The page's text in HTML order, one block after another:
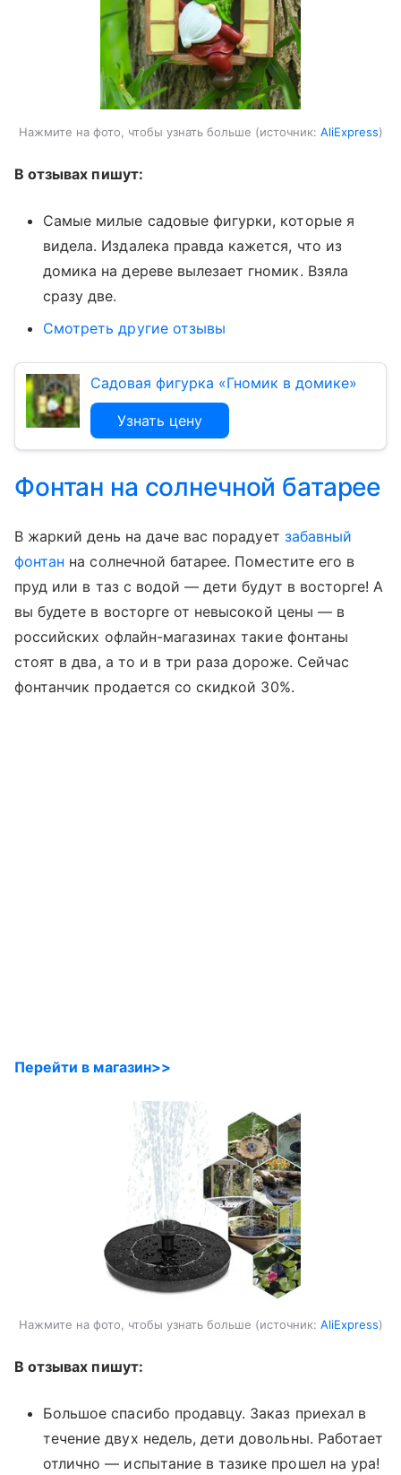
Нажмите на фото, чтобы узнать больше источник: AliExpress
В отзывах пишут:
Самые милые садовые фигурки, которые я
видела. Издалека правда кажется, что из
домика на дереве вылезает гномик. Взяла
сразу две.
Смотреть другие отзывы
Садовая фигурка «Гномик в домике»
Узнать цену
Фонтан на солнечной батарее
В жаркий день на даче вас порадует забавный
фонтан на солнечной батарее. Поместите его в
пруд или в таз с водой — дети будут в восторге! А
вы будете в восторге от невысокой цены — в
российских офлайн-магазинах такие фонтаны
стоят в два, а то и в три раза дороже. Сейчас
фонтанчик продается со скидкой 30%.
Перейти в магазин>>
Нажмите на фото, чтобы узнать больше источник: AliExpress
В отзывах пишут:
Большое спасибо продавцу. Заказ приехал в
течение двух недель, дети довольны. Работает
отлично — испытание в тазике прошел на ура!